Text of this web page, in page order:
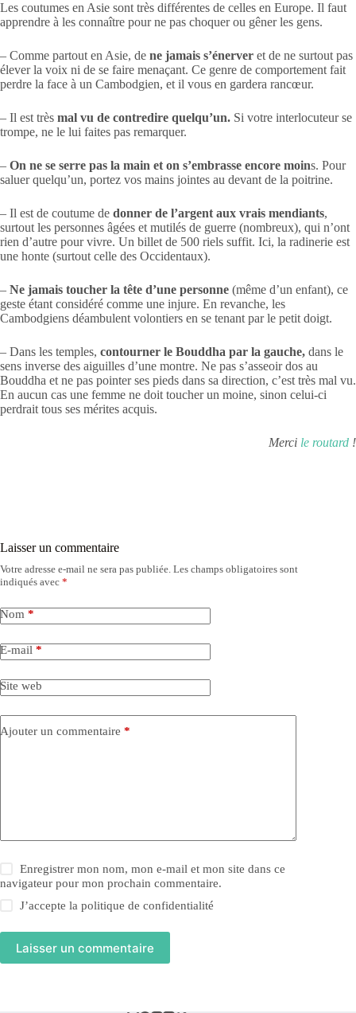
Les coutumes en Asie sont très différentes de celles en Europe. Il faut
apprendre à les connaître pour ne pas choquer ou gêner les gens.
– Comme partout en Asie, de ne jamais s’énerver et de ne surtout pas
élever la voix ni de se faire menaçant. Ce genre de comportement fait
perdre la face à un Cambodgien, et il vous en gardera rancœur.
– Il est très mal vu de contredire quelqu’un. Si votre interlocuteur se
trompe, ne le lui faites pas remarquer.
– On ne se serre pas la main et on s’embrasse encore moins. Pour
saluer quelqu’un, portez vos mains jointes au devant de la poitrine.
– Il est de coutume de donner de l’argent aux vrais mendiants,
surtout les personnes âgées et mutilés de guerre (nombreux), qui n’ont
rien d’autre pour vivre. Un billet de 500 riels suffit. Ici, la radinerie est
une honte (surtout celle des Occidentaux).
– Ne jamais toucher la tête d’une personne (même d’un enfant), ce
geste étant considéré comme une injure. En revanche, les
Cambodgiens déambulent volontiers en se tenant par le petit doigt.
– Dans les temples, contourner le Bouddha par la gauche, dans le
sens inverse des aiguilles d’une montre. Ne pas s’asseoir dos au
Bouddha et ne pas pointer ses pieds dans sa direction, c’est très mal vu.
En aucun cas une femme ne doit toucher un moine, sinon celui-ci
perdrait tous ses mérites acquis.
Merci le routard !
Laisser un commentaire
Votre adresse e-mail ne sera pas publiée. Les champs obligatoires sont
indiqués avec *
Nom *
E-mail *
Site web
Ajouter un commentaire *
Enregistrer mon nom, mon e-mail et mon site dans ce
navigateur pour mon prochain commentaire.
J’accepte lapolitique de confidentialité
Laisser un commentaire